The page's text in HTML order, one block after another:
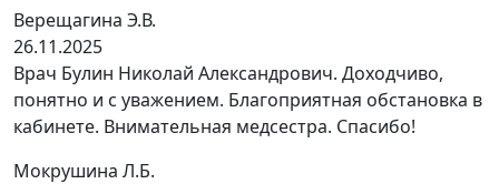
Верещагина Э.В.
26.11.2025
Врач Булин Николай Александрович. Доходчиво,
понятно и с уважением. Благоприятная обстановка в
кабинете. Внимательная медсестра. Спасибо!
Мокрушина Л.Б.